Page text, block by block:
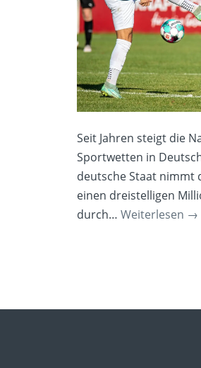
Seit Jahren steigt die
Sportwetten in
deutsche Staat nimmt
einen dreistelligen
durch…Weiterlesen →